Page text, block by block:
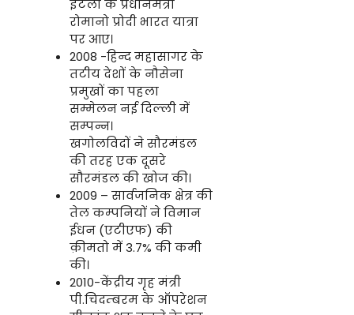
इटली के प्रधानमंत्री
रोमानो प्रोदी भारत यात्रा
पर आए।
2008 -हिन्द महासागर के
तटीय देशों के नौसेना
प्रमुखों का पहला
सम्मेलन नई दिल्ली में
सम्पन्न।
खगोलविदों ने सौरमंडल
की तरह एक दूसरे
सौरमंडल की खोज की।
2009 – सार्वजनिक क्षेत्र की
तेल कम्पनियों ने विमान
ईधन (एटीएफ) की
क़ीमतो में 3.7% की कमी
की।
2010-केंद्रीय गृह मंत्री
पी.चिदम्बरम के ऑपरेशन